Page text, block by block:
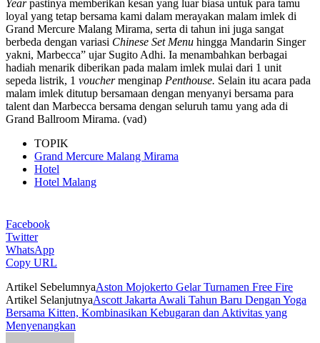
Yearpastinya memberikan kesan yang luar biasa untuk para tamu
loyal yang tetap bersama kami dalam merayakan malam imlek di
Grand Mercure Malang Mirama, serta di tahun ini juga sangat
berbeda dengan variasi Chinese Set Menu hingga Mandarin Singer
yakni, Marbecca” ujar Sugito Adhi. Ia menambahkan berbagai
hadiah menarik diberikan pada malam imlek mulai dari 1 unit
sepeda listrik, 1 vouchermenginap Penthouse. Selain itu acara pada
malam imlek ditutup bersamaan dengan menyanyi bersama para
talent dan Marbecca bersama dengan seluruh tamu yang ada di
Grand Ballroom Mirama. (vad)
TOPIK
Grand Mercure Malang Mirama
Hotel
Hotel Malang
Facebook
Twitter
WhatsApp
Copy URL
Artikel SebelumnyaAston Mojokerto Gelar Turnamen Free Fire
Artikel SelanjutnyaAscott Jakarta Awali Tahun Baru Dengan Yoga
Bersama Kitten, Kombinasikan Kebugaran dan Aktivitas yang
Menyenangkan